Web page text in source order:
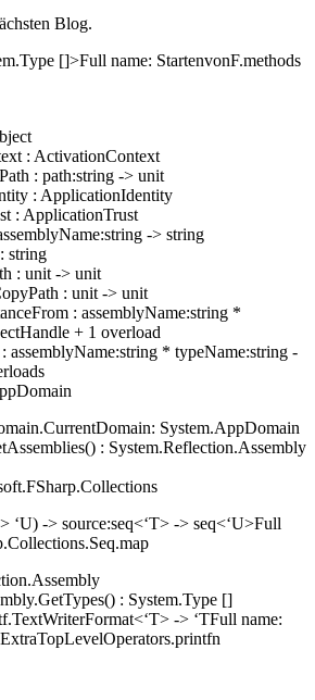
Blog.
[]>Full name: StartenvonF.methods
: ActivationContext
: path:string -> unit
: ApplicationIdentity
: ApplicationTrust
-> string
string
: unit -> unit
: unit -> unit
: assemblyName:string *
+ 1 overload
assemblyName:string * typeName:string -
System.AppDomain
: System.Reflection.Assembly
‘U) -> source:seq<‘T> -> seq<‘U>Full
: System.Type []
-> ‘TFull name: